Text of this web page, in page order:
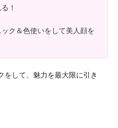
！
ク＆色使いをして美人顔を
をして、魅力を最大限に引き